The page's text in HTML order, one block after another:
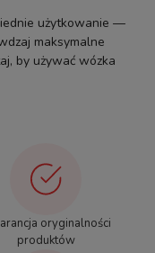
użytkowanie —
maksymalne
by używać wózka
oryginalności
produktów